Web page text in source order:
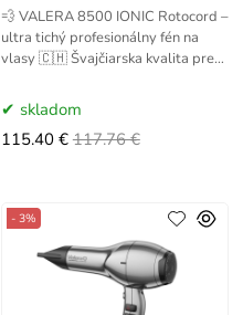
💨 VALERA 8500 IONIC Rotocord –
ultra tichý profesionálny fén na
vlasy 🇨🇭 Švajčiarska kvalita pre
patrí medzi svetovú
skladom
115.40 € 117.76 €
- 3%